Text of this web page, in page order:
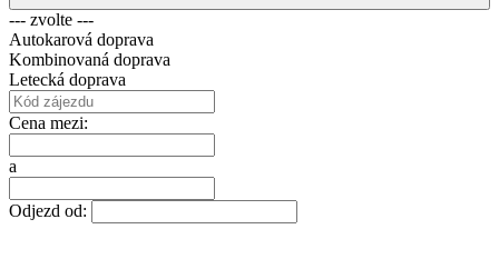
--- zvolte ---
Autokarová doprava
Kombinovaná doprava
Letecká doprava
Cena mezi:
a
Odjezd od: